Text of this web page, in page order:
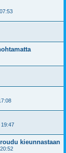
kieunnastaan